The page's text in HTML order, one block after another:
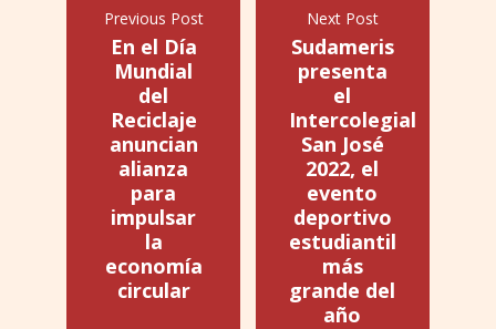
Previous Post
En el Día
Mundial
del
Reciclaje
anuncian
alianza
para
impulsar
la
economía
circular
Next Post
Sudameris
presenta
el
Intercolegial
San José
2022, el
evento
deportivo
estudiantil
más
grande del
año